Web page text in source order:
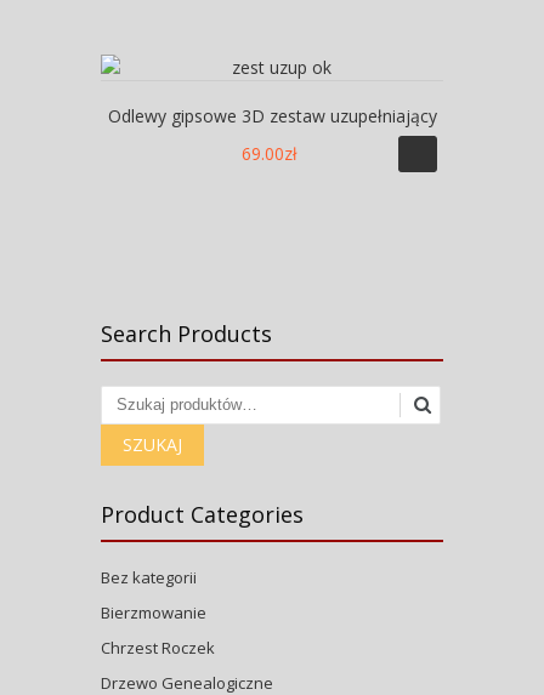
Odlewy gipsowe 3D zestaw uzupełniający
69.00zł
Search Products
Szukaj:
SZUKAJ
Product Categories
Bez kategorii
Bierzmowanie
Chrzest Roczek
Drzewo Genealogiczne